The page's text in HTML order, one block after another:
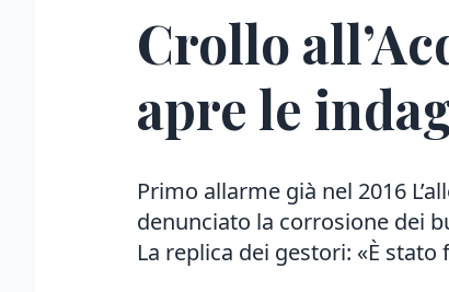
Crollo
apre le
Primo allarme già nel 2016
denunciato la corrosione dei
La replica dei gestori: «È stato